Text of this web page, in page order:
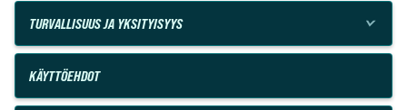
TURVALLISUUS JA YKSITYISYYS
KÄYTTÖEHDOT